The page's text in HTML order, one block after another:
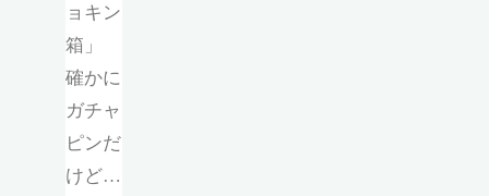
ョキン
箱」
確かに
ガチャ
ピンだ
けど…